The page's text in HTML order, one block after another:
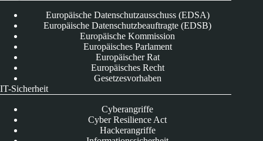
Europäische Datenschutzausschuss (EDSA)
Europäische Datenschutzbeauftragte (EDSB)
Europäische Kommission
Europäisches Parlament
Europäischer Rat
Europäisches Recht
Gesetzesvorhaben
IT-Sicherheit
Cyberangriffe
Cyber Resilience Act
Hackerangriffe